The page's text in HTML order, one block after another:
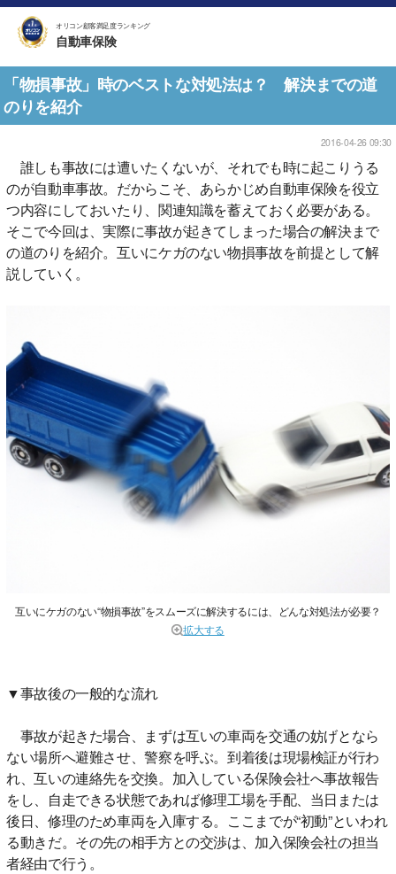
オリコン顧客満足度ランキング
自動車保険
「物損事故」時のベストな対処法は？ 解決までの道
のりを紹介
2016-04-26 09:30
誰しも事故には遭いたくないが、それでも時に起こりうる
のが自動車事故。だからこそ、あらかじめ自動車保険を役立
つ内容にしておいたり、関連知識を蓄えておく必要がある。
そこで今回は、実際に事故が起きてしまった場合の解決まで
の道のりを紹介。互いにケガのない物損事故を前提として解
説していく。
互いにケガのない“物損事故”をスムーズに解決するには、どんな対処法が必要？
拡大する
▼事故後の一般的な流れ
事故が起きた場合、まずは互いの車両を交通の妨げとなら
ない場所へ避難させ、警察を呼ぶ。到着後は現場検証が行わ
れ、互いの連絡先を交換。加入している保険会社へ事故報告
をし、自走できる状態であれば修理工場を手配、当日または
後日、修理のため車両を入庫する。ここまでが“初動”といわれ
る動きだ。その先の相手方との交渉は、加入保険会社の担当
者経由で行う。